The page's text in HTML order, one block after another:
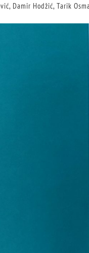
Damir Hodžić, Tarik